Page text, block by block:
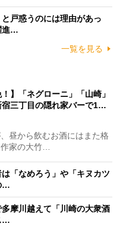
戸惑うのには理由があっ
進…
一覧を見る
】「ネグローニ」「山崎」
宿三丁目の隠れ家バーで1…
昼から飲むお酒にはまた格
家の大竹…
「なめろう」や「キヌカツ
…
摩川越えて「川崎の大衆酒
…